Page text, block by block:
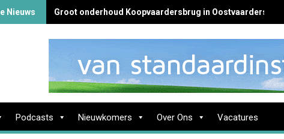
Nieuws Groot onderhoud Koopvaardersbrug in Oostvaardersbuurt
Podcasts Nieuwkomers Over Ons Vacatures